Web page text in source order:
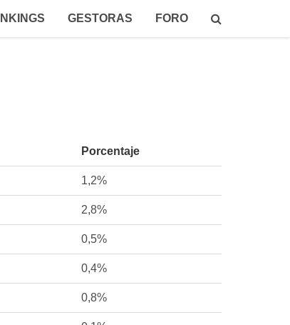
GESTORAS FORO
Porcentaje
1,2%
2,8%
0,5%
0,4%
0,8%